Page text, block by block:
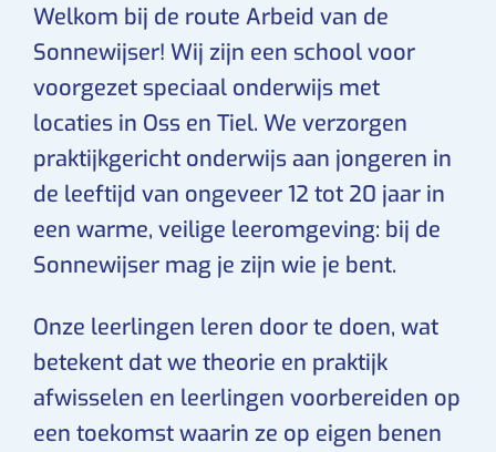
Welkom bij de route Arbeid van de
Sonnewijser! Wij zijn een school voor
voorgezet speciaal onderwijs met
locaties in Oss en Tiel. We verzorgen
praktijkgericht onderwijs aan jongeren in
de leeftijd van ongeveer 12 tot 20 jaar in
een warme, veilige leeromgeving: bij de
Sonnewijser mag je zijn wie je bent.
Onze leerlingen leren door te doen, wat
betekent dat we theorie en praktijk
afwisselen en leerlingen voorbereiden op
een toekomst waarin ze op eigen benen